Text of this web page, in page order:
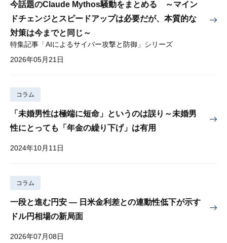
今話題のClaude Mythos騒動をまとめる ～マイン
ドチェンジとスピードアップは必要だが、本質的な
対策は今までと同じ～
特集記事「AIによるサイバー攻撃と防御」シリーズ
2026年05月21日
コラム
「未婚男性は極端に短命」というのは誤り～未婚男
性にとっても「年金の繰り下げ」は有用
2024年10月11日
コラム
一段と進む円安 — 日米金利差との連動性低下が示す
ドル円相場の新局面
2026年07月08日